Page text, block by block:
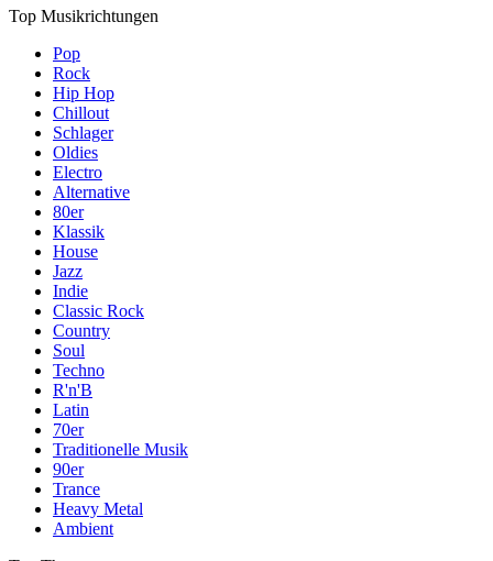
Top Musikrichtungen
Pop
Rock
Hip Hop
Chillout
Schlager
Oldies
Electro
Alternative
80er
Klassik
House
Jazz
Indie
Classic Rock
Country
Soul
Techno
R'n'B
Latin
70er
Traditionelle Musik
90er
Trance
Heavy Metal
Ambient